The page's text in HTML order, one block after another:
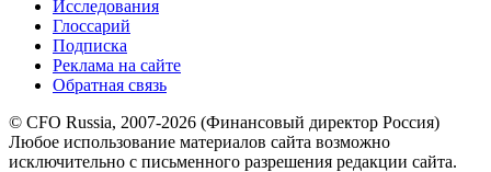
Исследования
Глоссарий
Подписка
Реклама на сайте
Обратная связь
© CFO Russia, 2007-2026 (Финансовый директор Россия)
Любое использование материалов сайта возможно
исключительно с письменного разрешения редакции сайта.